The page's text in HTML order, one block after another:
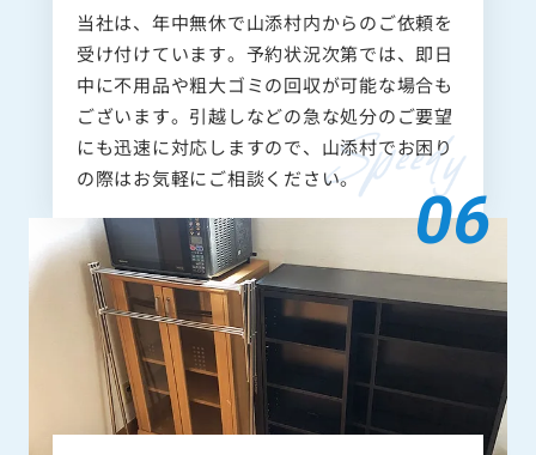
当社は、年中無休で山添村内からのご依頼を
受け付けています。予約状況次第では、即日
中に不用品や粗大ゴミの回収が可能な場合も
ございます。引越しなどの急な処分のご要望
にも迅速に対応しますので、山添村でお困り
の際はお気軽にご相談ください。